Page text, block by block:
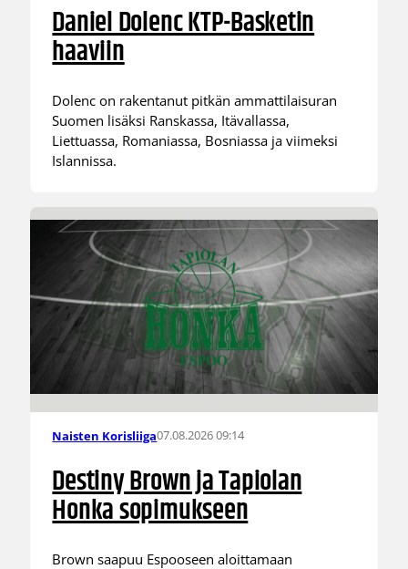
Daniel Dolenc KTP-Basketin
haaviin
Dolenc on rakentanut pitkän ammattilaisuran
Suomen lisäksi Ranskassa, Itävallassa,
Liettuassa, Romaniassa, Bosniassa ja viimeksi
Islannissa.
Naisten Korisliiga07.08.2026 09:14
Destiny Brown ja Tapiolan
Honka sopimukseen
Brown saapuu Espooseen aloittamaan